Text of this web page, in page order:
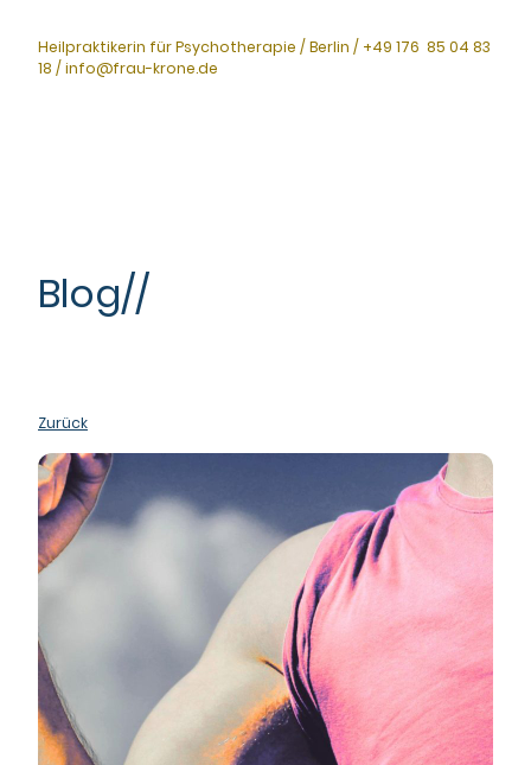
Heilpraktikerin für Psychotherapie / Berlin / +49 176 85 04 83
18 / info@frau-krone.de
Blog//
Zurück